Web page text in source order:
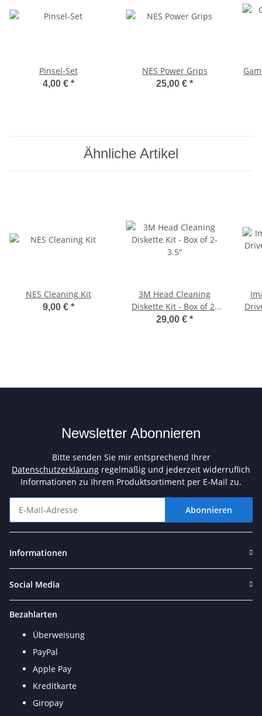
Pinsel-Set
4,00 € *
NES Power Grips
25,00 € *
Ähnliche Artikel
NES Cleaning Kit
9,00 € *
3M Head Cleaning
Diskette Kit - Box of 2-
3.5"
29,00 € *
Newsletter Abonnieren
Bitte senden Sie mir entsprechend Ihrer
Datenschutzerklärung regelmäßig und jederzeit widerruflich
Informationen zu Ihrem Produktsortiment per E-Mail zu.
Abonnieren
Informationen
Social Media
Bezahlarten
Überweisung
PayPal
Apple Pay
Kreditkarte
Giropay